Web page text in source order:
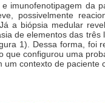
imunofenotipagem da
possivelmente
a biópsia medular
de elementos das três
1). Dessa forma, foi
que configurou uma
contexto de paciente